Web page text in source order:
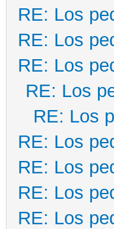
RE: Los
RE: Los
RE: Los
RE: Los
RE: Los
RE: Los
RE: Los
RE: Los
RE: Los